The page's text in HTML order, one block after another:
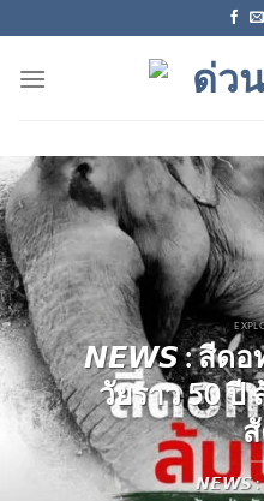
ไป
𝙉𝙀𝙒𝙎 : สีดอ
วัยราว 50 ปี
𝙉𝙀𝙒𝙎 :